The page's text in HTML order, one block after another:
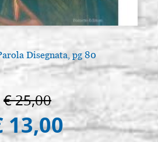
Disegnata, pg 80
€ 25,00
13,00